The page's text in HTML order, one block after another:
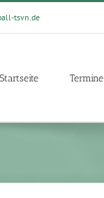
tsvn.de
Startseite Termine